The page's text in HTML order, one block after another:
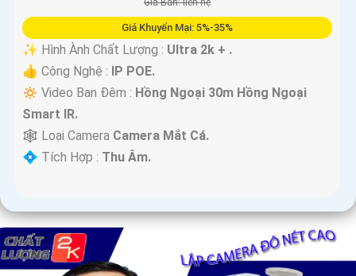
Giá Bán: liên hệ
Giá Khuyến Mại: 5%-35%
✨ Hình Ành Chất Lượng : Ultra 2k + .
👍 Công Nghệ : IP POE.
🔅 Video Ban Đêm : Hồng Ngoại 30m Hồng Ngoại
Smart IR.
🕸️ Loại Camera Camera Mắt Cá.
️💠 Tích Hợp : Thu Âm.